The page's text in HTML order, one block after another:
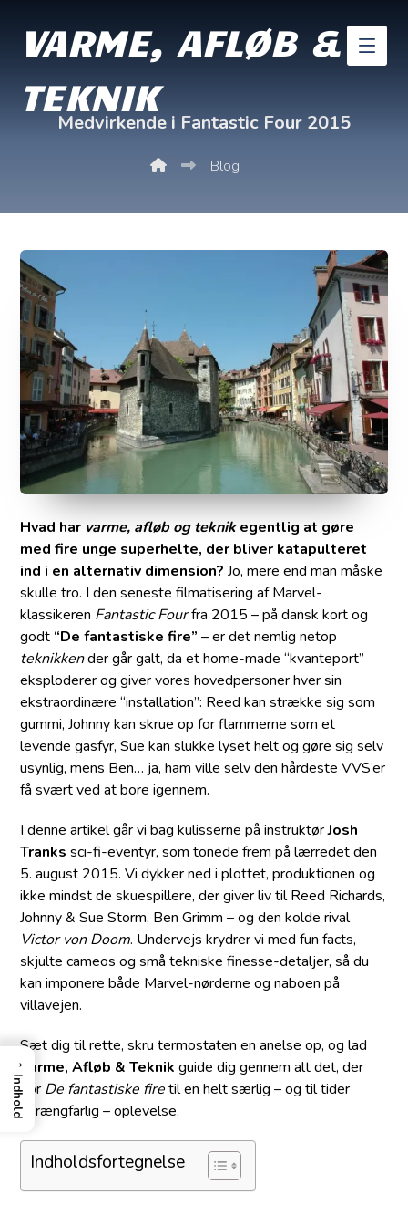
VARME, AFLØB &
TEKNIK
Medvirkende i Fantastic Four 2015
Blog
Hvad har varme, afløb og teknikegentlig at gøre
med fire unge superhelte, der bliver katapulteret
ind i en alternativ dimension? Jo, mere end man måske
skulle tro. I den seneste filmatisering af Marvel-
klassikeren Fantastic Fourfra 2015 – på dansk kort og
godt “De fantastiske fire” – er det nemlig netop
teknikkender går galt, da et home-made “kvanteport”
eksploderer og giver vores hovedpersoner hver sin
ekstraordinære “installation”: Reed kan strække sig som
gummi, Johnny kan skrue op for flammerne som et
levende gasfyr, Sue kan slukke lyset helt og gøre sig selv
usynlig, mens Ben… ja, ham ville selv den hårdeste VVS’er
få svært ved at bore igennem.
I denne artikel går vi bag kulisserne på instruktørJosh
Tranks sci-fi-eventyr, som tonede frem på lærredet den
5. august 2015. Vi dykker ned i plottet, produktionen og
ikke mindst de skuespillere, der giver liv til Reed Richards,
Johnny & Sue Storm, Ben Grimm – og den kolde rival
Victor von Doom. Undervejs krydrer vi med fun facts,
skjulte cameos og små tekniske finesse-detaljer, så du
kan imponere både Marvel-nørderne og naboen på
villavejen.
Sæt dig til rette, skru termostaten en anelse op, og lad
Varme, Afløb & Teknik guide dig gennem alt det, der
gør De fantastiske firetil en helt særlig – og til tider
sprængfarlig – oplevelse.
Indholdsfortegnelse
→
Indhold